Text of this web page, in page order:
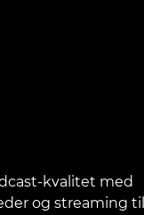
kvalitet med
og streaming til